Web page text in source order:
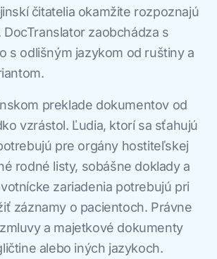
čitatelia okamžite rozpoznajú
zaobchádza s
s odlišným jazykom od ruštiny a
preklade dokumentov od
vzrástol. Ľudia, ktorí sa sťahujú
pre orgány hostiteľskej
rodné listy, sobášne doklady a
zariadenia potrebujú pri
záznamy o pacientoch. Právne
a majetkové dokumenty
alebo iných jazykoch.